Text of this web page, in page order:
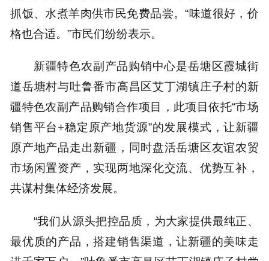
抓饭、水煮羊肉供市民免费品尝。“味道很好，价
格也合适。”市民们纷纷表示。
新疆特色农副产品购销中心是岳塘区霞城街
道岳塘村与吐鲁番市高昌区艾丁湖镇庄子村的新
疆特色农副产品购销合作项目，此项目依托“市场
销售平台+稳定原产地货源”的发展模式，让新疆
原产地产品走出新疆，同时盘活岳塘区友谊农贸
市场闲置资产，实现两地深化交流、优势互补，
共谋村集体经济发展。
“我们从源头把控品质，为大家提供最纯正、
最优质的产品，搭建销售渠道，让新疆的美味走